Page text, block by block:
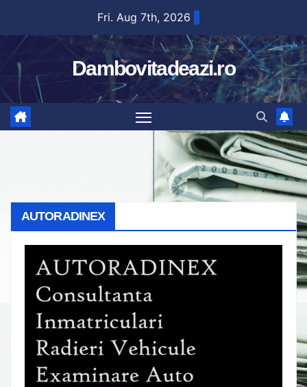
content
Fri. Aug 7th, 2026
Dambovitadeazi.ro
AUTORADINEX